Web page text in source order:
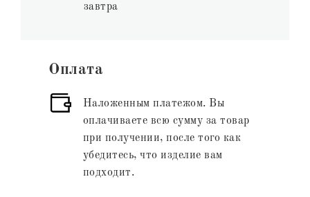
завтра
Оплата
Наложенным платежом. Вы
оплачиваете всю сумму за товар
при получении, после того как
убедитесь, что изделие вам
подходит.